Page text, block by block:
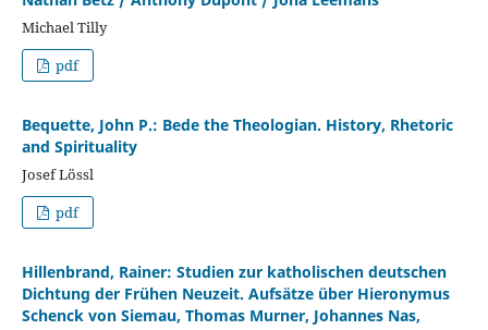
Michael Tilly
pdf
Bequette, John P.: Bede the Theologian. History, Rhetoric
and Spirituality
Josef Lössl
pdf
Hillenbrand, Rainer: Studien zur katholischen deutschen
Dichtung der Frühen Neuzeit. Aufsätze über Hieronymus
Schenck von Siemau, Thomas Murner, Johannes Nas,